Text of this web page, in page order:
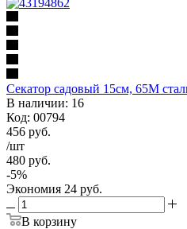
Секатор садовый 15см, 65М
В наличии: 16
Код: 00794
456 руб.
/шт
480 руб.
-5%
Экономия 24 руб.
В корзину